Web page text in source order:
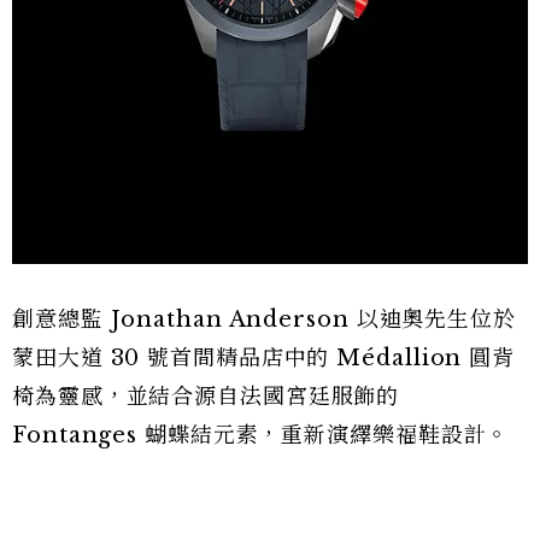
創意總監 Jonathan Anderson 以迪奧先生位於
蒙田大道 30 號首間精品店中的 Médallion 圓背
椅為靈感，並結合源自法國宮廷服飾的
Fontanges 蝴蝶結元素，重新演繹樂福鞋設計。